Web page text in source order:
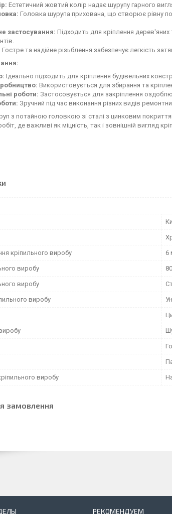
Естетичний жовтий колір надає шурупу гарного
Головка шурупа прихована, що створює рівну
застосування: Підходить для кріплення
Гостре та надійне різьблення забезпечує легкість
Ідеально підходить для кріплення будівельних
Використовується для збирання та
роботи: Застосовується для закріплення
Зручний під час виконання різних видів
з потайною головкою зі сталі з цинковим
де важливі як міцність, так і зовнішній вигляд
кріпильного виробу 6
виробу
виробу
виробу
виробу
замовлення
РЕКОМЕНДУЕМ